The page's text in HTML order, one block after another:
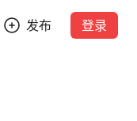
发布 登录